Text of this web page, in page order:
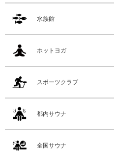
水族館
ホットヨガ
スポーツクラブ
都内サウナ
全国サウナ